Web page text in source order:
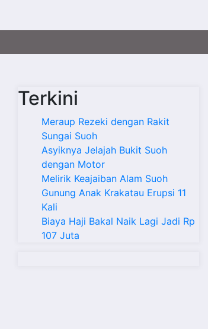
Terkini
Meraup Rezeki dengan Rakit
Sungai Suoh
Asyiknya Jelajah Bukit Suoh
dengan Motor
Melirik Keajaiban Alam Suoh
Gunung Anak Krakatau Erupsi 11
Kali
Biaya Haji Bakal Naik Lagi Jadi Rp
107 Juta